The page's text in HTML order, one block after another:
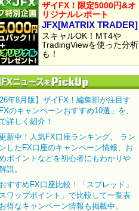
ザイFX！限定5000円&オ
リジナルレポート
JFX[MATRIX TRADER]
スキャルOK！MT4や
TradingViewを使った分析
も！
年8月版】ザイFX！編集部が注目す
のキャンペーンおすすめ10選」を、
詳しく紹介！
新中！人気FX口座ランキング。 ラン
したFX口座のキャンペーン情報、お
ポイントなどを初心者にもわかりや
説。
すすめFX口座比較！「スプレッド」
ワップポイント」で比較して一覧表
得なキャンペーン情報も掲載中。